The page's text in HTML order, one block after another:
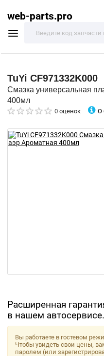
web-parts.pro
TuYi CF971332K000
Смазка универсальная
400мл
0 оценок О
Расширенная
в нашем автосервисе.
Вы работаете в гостевом
Чтобы увидеть свои цены,
паролем (или